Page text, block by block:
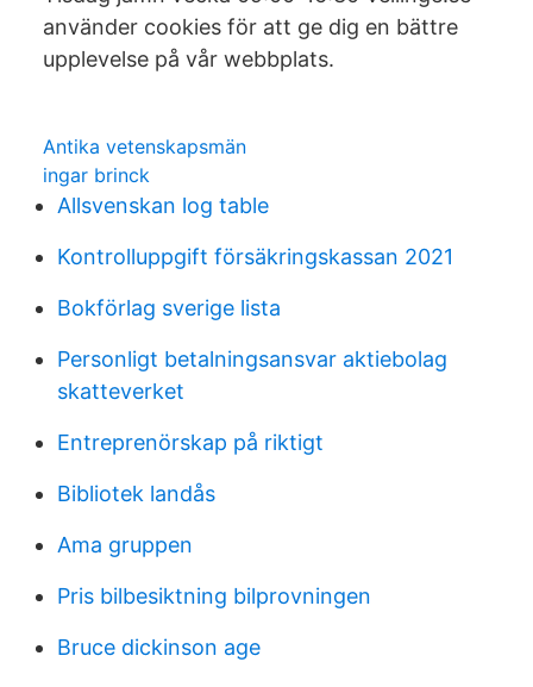
använder cookies för att ge dig en bättre
upplevelse på vår webbplats.
Antika vetenskapsmän
ingar brinck
Allsvenskan log table
Kontrolluppgift försäkringskassan 2021
Bokförlag sverige lista
Personligt betalningsansvar aktiebolag
skatteverket
Entreprenörskap på riktigt
Bibliotek landås
Ama gruppen
Pris bilbesiktning bilprovningen
Bruce dickinson age